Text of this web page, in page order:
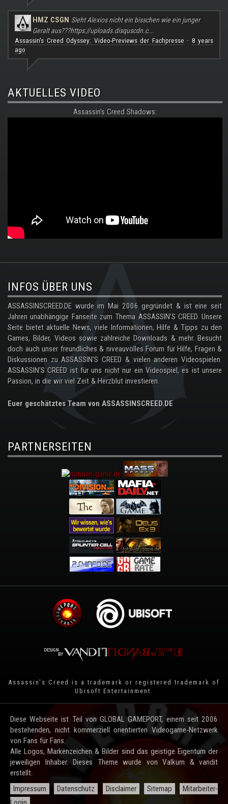
HMZ CSGN Sieht Alexios nicht ein bisschen wie ein junger
Geralt aus???https://uploads.disquscdn.c...
Assassin's Creed Odyssey: Video-Previews der Fachpresse· 8 years
ago
AKTUELLES VIDEO
Assassin's Creed Shadows:
.
INFOS ÜBER UNS
ASSASSINSCREED.DE wurde im Mai 2006 gegründet & ist eine seit
Jahren unabhängige Fanseite zum Thema ASSASSIN'S CREED. Unsere
Seite bietet aktuelle News, viele Informationen, Hilfe & Tipps zu den
Games, Bilder, Videos sowie zahlreiche Downloads & mehr. Besucht
doch auch unser freundliches & niveauvolles Forum für Hilfe, Fragen &
Diskussionen zu ASSASSIN'S CREED & vielen anderen Videospielen.
ASSASSIN'S CREED ist für uns nicht nur ein Videospiel, es ist unsere
Passion, in die wir viel Zeit & Herzblut investieren.
Euer geschätztes Team von ASSASSINSCREED.DE
PARTNERSEITEN
Assassin's Creed is a trademark or registered trademark of
Ubisoft Entertainment .
Diese Webseite ist Teil von GLOBAL GAMEPORT, einem seit 2006
bestehenden, nicht kommerziell orientierten Videogame-Netzwerk
von Fans für Fans.
Alle Logos, Markenzeichen & Bilder sind das geistige Eigentum der
jeweiligen Inhaber. Dieses Theme wurde von Valkum & vandit
erstellt.
Impressum
Datenschutz Disclaimer Sitemap
Mitarbeiter-